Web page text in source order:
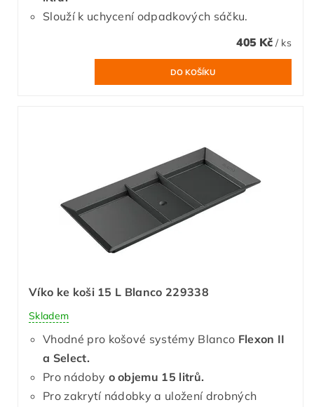
Slouží k uchycení odpadkových sáčku.
405 Kč / ks
Víko ke koši 15 L Blanco 229338
Skladem
Vhodné pro košové systémy Blanco Flexon II
a Select.
Pro nádoby o objemu 15 litrů.
Pro zakrytí nádobky a uložení drobných